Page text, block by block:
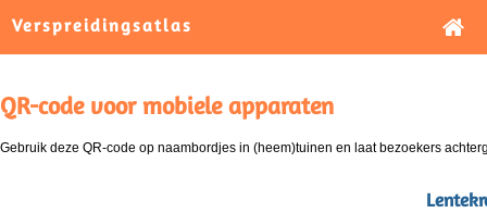
Verspreidingsatlas
QR-code voor mobiele apparaten
Gebruik deze QR-code op naambordjes in (heem)tuinen en laat bezoekers